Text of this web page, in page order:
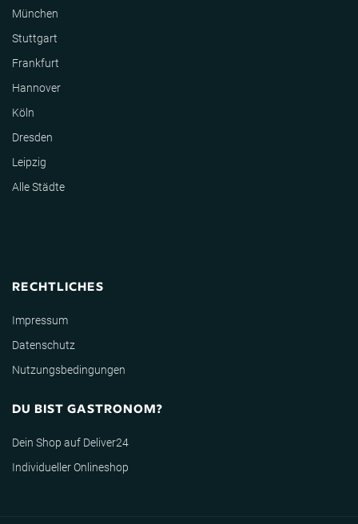
München
Stuttgart
Frankfurt
Hannover
Köln
Dresden
Leipzig
Alle Städte
RECHTLICHES
Impressum
Datenschutz
Nutzungsbedingungen
DU BIST GASTRONOM?
Dein Shop auf Deliver24
Individueller Onlineshop